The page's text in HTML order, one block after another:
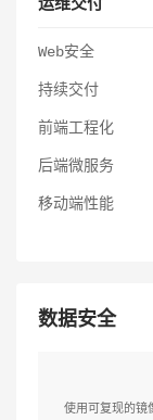
运维交付
Web安全
持续交付
前端工程化
后端微服务
移动端性能
数据安全
使用可复现的镜